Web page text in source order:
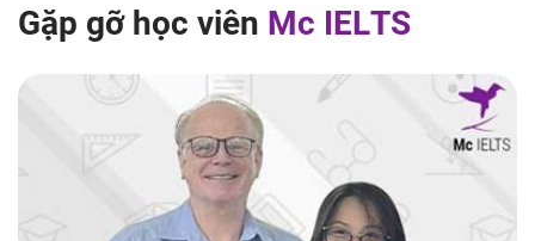
Gặp gỡ học viên Mc IELTS